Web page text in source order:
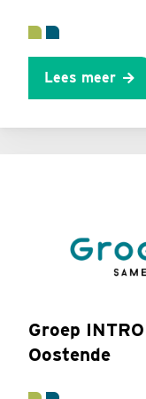
Lees meer
Groep
Oostende